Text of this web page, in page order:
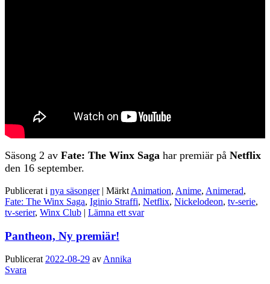
Säsong 2 av Fate: The Winx Saga har premiär på Netflix
den 16 september.
Publicerat i nya säsonger | Märkt Animation, Anime, Animerad,
Fate: The Winx Saga, Iginio Straffi, Netflix, Nickelodeon, tv-serie,
tv-serier, Winx Club | Lämna ett svar
Pantheon, Ny premiär!
Publicerat2022-08-29 avAnnika
Svara